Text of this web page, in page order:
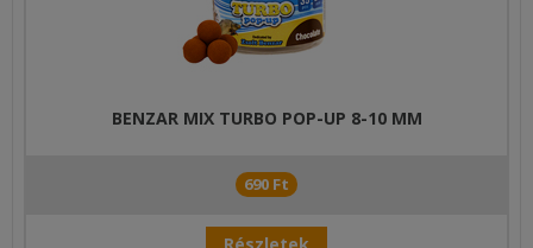
BENZAR MIX TURBO POP-UP 8-10 MM
690 Ft